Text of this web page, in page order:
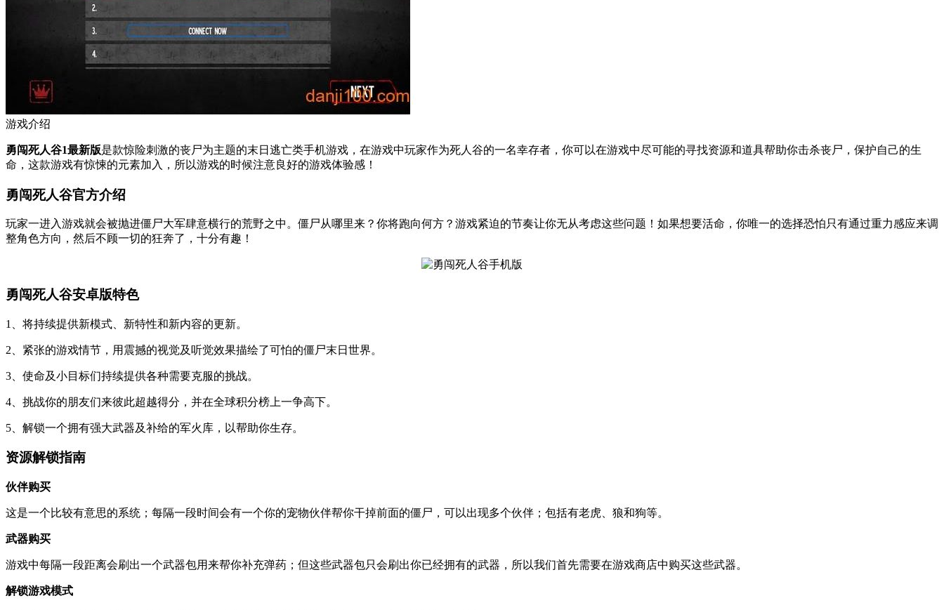
游戏介绍
勇闯死人谷1最新版是款惊险刺激的丧尸为主题的末日逃亡类手机游戏，在游戏中玩家作为死人谷的一名幸存者，你可以在游戏中尽可能的寻找资源和道具帮助你击杀丧尸，保护自己的生
命，这款游戏有惊悚的元素加入，所以游戏的时候注意良好的游戏体验感！
勇闯死人谷官方介绍
玩家一进入游戏就会被抛进僵尸大军肆意横行的荒野之中。僵尸从哪里来？你将跑向何方？游戏紧迫的节奏让你无从考虑这些问题！如果想要活命，你唯一的选择恐怕只有通过重力感应来调
整角色方向，然后不顾一切的狂奔了，十分有趣！
勇闯死人谷安卓版特色
1、将持续提供新模式、新特性和新内容的更新。
2、紧张的游戏情节，用震撼的视觉及听觉效果描绘了可怕的僵尸末日世界。
3、使命及小目标们持续提供各种需要克服的挑战。
4、挑战你的朋友们来彼此超越得分，并在全球积分榜上一争高下。
5、解锁一个拥有强大武器及补给的军火库，以帮助你生存。
资源解锁指南
伙伴购买
这是一个比较有意思的系统；每隔一段时间会有一个你的宠物伙伴帮你干掉前面的僵尸，可以出现多个伙伴；包括有老虎、狼和狗等。
武器购买
游戏中每隔一段距离会刷出一个武器包用来帮你补充弹药；但这些武器包只会刷出你已经拥有的武器，所以我们首先需要在游戏商店中购买这些武器。
解锁游戏模式